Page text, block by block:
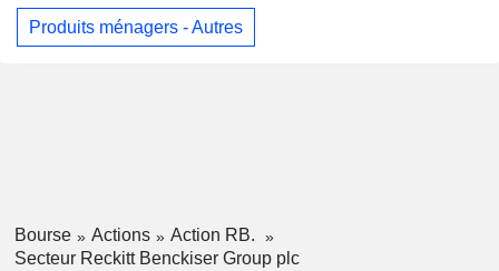
Produits ménagers - Autres
Bourse Actions
Action RB.
Secteur Reckitt Benckiser Group plc